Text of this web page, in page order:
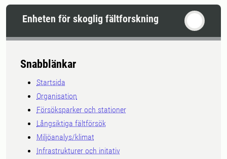
Enheten för skoglig fältforskning
Snabblänkar
Startsida
Organisation
Försöksparker och stationer
Långsiktiga fältförsök
Miljöanalys/klimat
Infrastrukturer och initativ